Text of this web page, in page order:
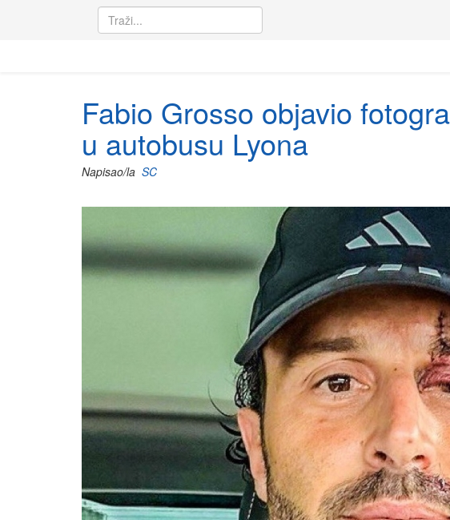
Fabio Grosso objavio
u autobusu Lyona
Napisao/la SC